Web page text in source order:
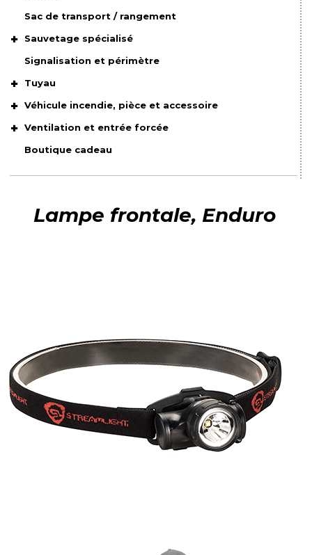
Sac de transport / rangement
Sauvetage spécialisé
Signalisation et périmètre
Tuyau
Véhicule incendie, pièce et accessoire
Ventilation et entrée forcée
Boutique cadeau
Lampe frontale, Enduro